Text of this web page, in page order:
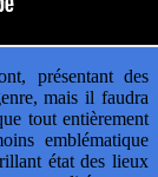
présentant des
mais il faudra
tout entièrement
emblématique
état des lieux